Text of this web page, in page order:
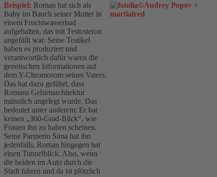
Beispiel: Roman hat sich als
Baby im Bauch seiner Mutter in
einem Fruchtwasserbad
aufgehalten, das mit Testosteron
angefüllt war. Seine Testikel
haben es produziert und
verantwortlich dafür waren die
genetischen Informationen auf
dem Y-Chromosom seines Vaters.
Das hat dazu geführt, dass
Romans Gehirnarchitektur
männlich angelegt wurde. Das
bedeutet unter anderem: Er hat
keinen „360-Grad-Blick“, wie
Frauen ihn zu haben scheinen.
Seine Partnerin Sima hat ihn
jedenfalls, Roman hingegen hat
einen Tunnelblick. Also, wenn
die beiden im Auto durch die
Stadt fahren und da ist plötzlich